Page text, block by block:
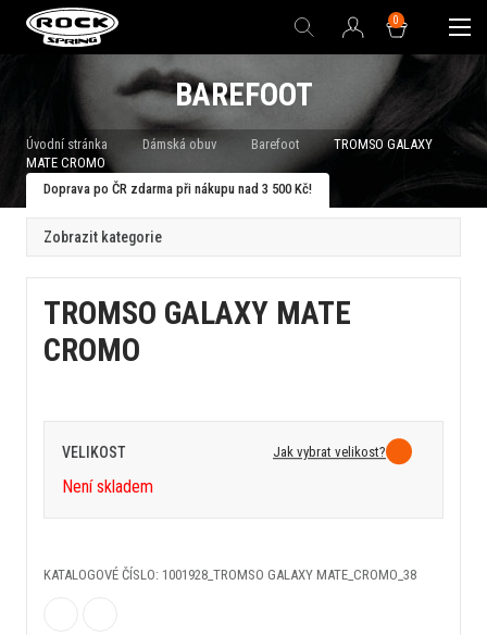
0
BAREFOOT
Úvodní stránka Dámská obuv Barefoot
TROMSO GALAXY
MATE CROMO
Doprava po ČR zdarma při nákupu nad 3 500 Kč!
TROMSO GALAXY MATE
CROMO
VELIKOST Jak vybrat velikost?
Není skladem
KATALOGOVÉ ČÍSLO: 1001928_TROMSO GALAXY MATE_CROMO_38
Zobrazit kategorie